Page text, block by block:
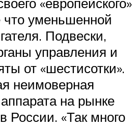
что уменьшенной
Подвески,
управления и
от «шестисотки».
неимоверная
на рынке
России. «Так много